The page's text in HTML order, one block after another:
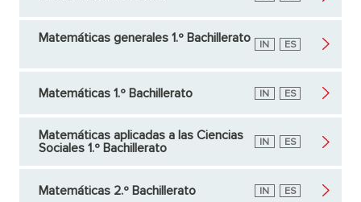
Matemáticas generales 1.º Bachillerato
Inglés
IN Español
ES
Matemáticas 1.º Bachillerato Inglés
IN Español
ES
Matemáticas aplicadas a las Ciencias
Sociales 1.º Bachillerato
Inglés
IN Español
ES
Matemáticas 2.º Bachillerato Inglés
IN Español
ES